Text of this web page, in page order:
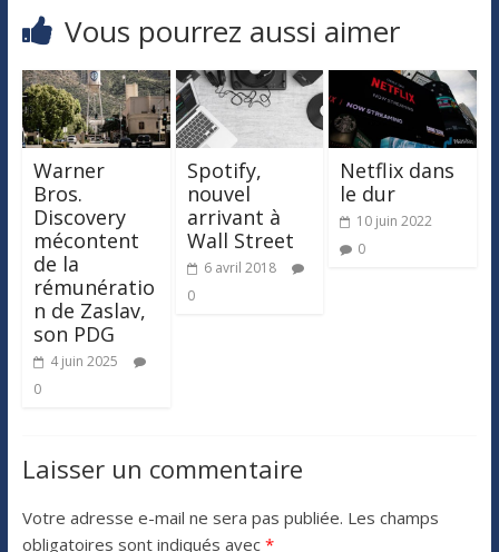
Vous pourrez aussi aimer
Warner
Bros.
Discovery
mécontent
de la
rémunératio
n de Zaslav,
son PDG
4 juin 2025
0
Spotify,
nouvel
arrivant à
Wall Street
6 avril 2018
0
Netflix dans
le dur
10 juin 2022
0
Laisser un commentaire
Votre adresse e-mail ne sera pas publiée. Les champs
obligatoires sont indiqués avec *